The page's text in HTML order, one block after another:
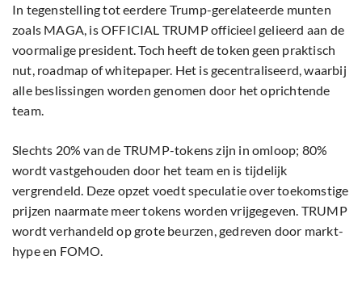
In tegenstelling tot eerdere Trump-gerelateerde munten
zoals MAGA, is OFFICIAL TRUMP officieel gelieerd aan de
voormalige president. Toch heeft de token geen praktisch
nut, roadmap of whitepaper. Het is gecentraliseerd, waarbij
alle beslissingen worden genomen door het oprichtende
team.
Slechts 20% van de TRUMP-tokens zijn in omloop; 80%
wordt vastgehouden door het team en is tijdelijk
vergrendeld. Deze opzet voedt speculatie over toekomstige
prijzen naarmate meer tokens worden vrijgegeven. TRUMP
wordt verhandeld op grote beurzen, gedreven door markt-
hype en FOMO.